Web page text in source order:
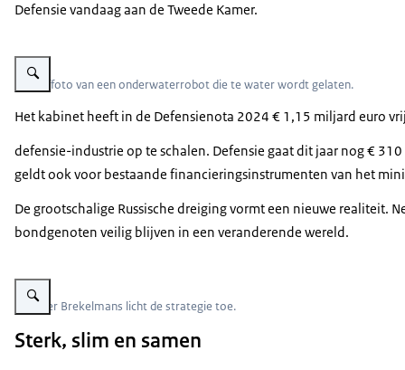
Defensie vandaag aan de Tweede Kamer.
Vergroot afbeelding Een onderwaterrobot wordt te water gelaten.
Archieffoto van een onderwaterrobot die te water wordt gelaten.
Het kabinet heeft in de Defensienota 2024 € 1,15 miljard euro
defensie-industrie op te schalen. Defensie gaat dit jaar nog €
geldt ook voor bestaande financieringsinstrumenten van het
De grootschalige Russische dreiging vormt een nieuwe realiteit.
bondgenoten veilig blijven in een veranderende wereld.
Vergroot afbeelding Minister Brekelmans spreekt tijdens de lancering van
Minister Brekelmans licht de strategie toe.
Sterk, slim en samen